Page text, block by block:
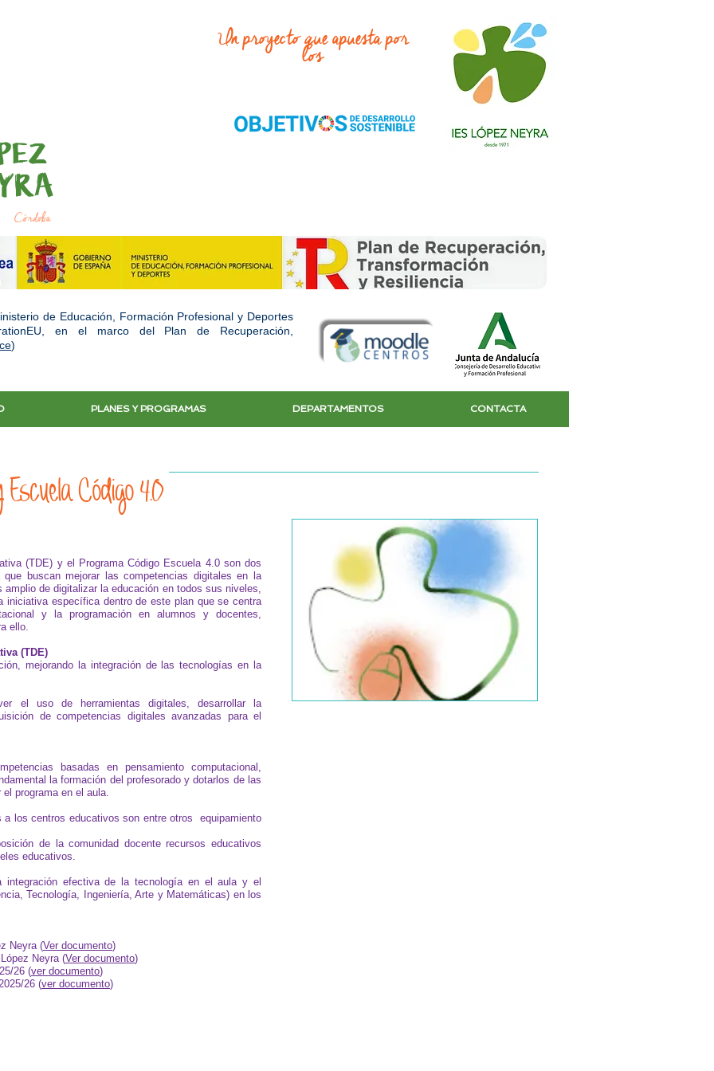
Córdoba
Un proyecto que apuesta por
los
de Educación, Formación Profesional y Deportes
en el marco del Plan de Recuperación,
)
PLANES Y PROGRAMAS DEPARTAMENTOS CONTACTA
Código 4.0
(TDE) y el Programa Código Escuela 4.0 son dos
buscan mejorar las competencias digitales en la
de digitalizar la educación en todos sus niveles,
iniciativa específica dentro de este plan que se centra
y la programación en alumnos y docentes,
ello.
(TDE)
mejorando la integración de las tecnologías en la
el uso de herramientas digitales, desarrollar la
de competencias digitales avanzadas para el
basadas en pensamiento computacional,
la formación del profesorado y dotarlos de las
programa en el aula.
los centros educativos son entre otros equipamiento
de la comunidad docente recursos educativos
educativos.
efectiva de la tecnología en el aula y el
Tecnología, Ingeniería, Arte y Matemáticas) en los
Neyra (Ver documento)
Neyra (Ver documento)
26 (ver documento)
26 (ver documento)